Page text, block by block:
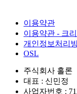
이용약관
이용약관 - 크
개인정보처리
OSL
주식회사 홀론
대표 : 신민정
사업자번호 :